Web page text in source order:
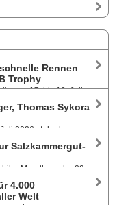
Rennen
Trophy
von 17. bis 19. Juli
zu einem
Manuel Pliem fuhr auf
Sieg in Folge.
Thomas Sykora
2026 steht das
Sports.
Trophy
zu
Salzkammergut-
Marathon, der 29.
verwandelt sich die
wieder
4.000
Welt